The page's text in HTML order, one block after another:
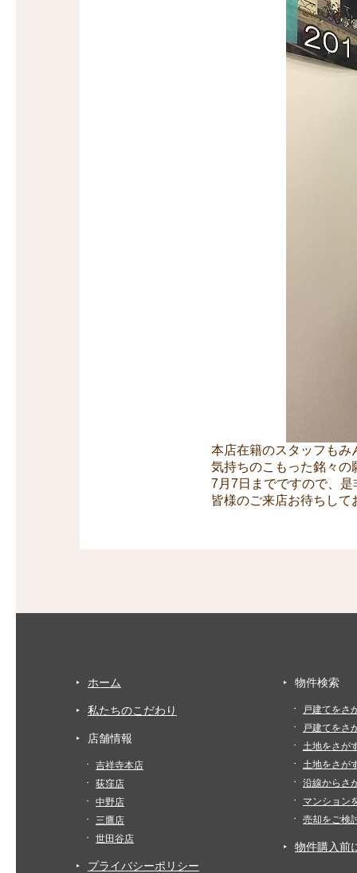
本店在籍のスタッフもみ
気持ちのこもった銘々の
7月7日までですので、
皆様のご来店お待ちし
ホーム
私たちのこだわり
店舗情報
吉祥寺本店
荻窪店
中野店
三鷹店
世田谷店
プライバシーポリシー
物件検索
戸建てをさ
戸建てをさ
土地をさが
土地をさが
沿線からさ
マンション
売却をご検
物件購入前